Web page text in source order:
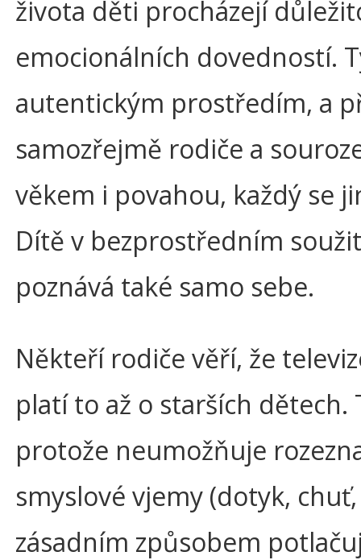
života děti procházejí
emocionálních dovedností.
autentickým prostředím, a
samozřejmě rodiče a
věkem i povahou, každý se
Dítě v bezprostředním
poznává také samo sebe.
Někteří rodiče věří, že
platí to až o starších
protože neumožňuje
smyslové vjemy (dotyk,
zásadním způsobem